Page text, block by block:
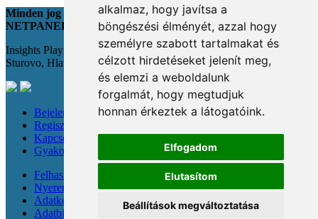
alkalmaz, hogy javítsa a
böngészési élményét, azzal hogy
személyre szabott tartalmakat és
célzott hirdetéseket jelenít meg,
és elemzi a weboldalunk
forgalmát, hogy megtudjuk
honnan érkeztek a látogatóink.
Elfogadom
Elutasítom
Beállítások megváltoztatása
Minden jog fenntartva
NETPANEL
Insights Playground s.r.o.;
Sturovo, Hlavná 22., 943 01
Bejelentkezés
Regisztráció
Kapcsolat
Gyakori kérdések
Felhasználási feltételek
Nyereménysorsolási szabályzat
Adatkezelési tájékoztató
Adatbiztonság